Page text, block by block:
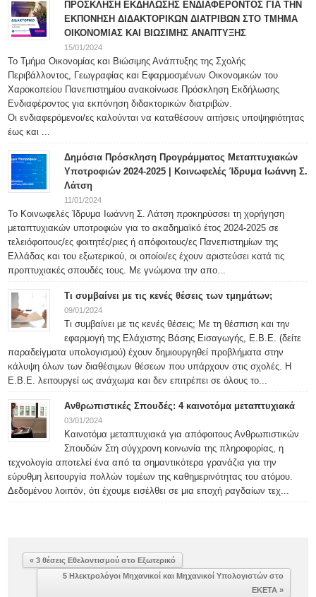
ΠΡΟΣΚΛΗΣΗ ΕΚΔΗΛΩΣΗΣ ΕΝΔΙΑΦΕΡΟΝΤΟΣ ΓΙΑ ΤΗΝ
ΕΚΠΟΝΗΣΗ ΔΙΔΑΚΤΟΡΙΚΩΝ ΔΙΑΤΡΙΒΩΝ ΣΤΟ ΤΜΗΜΑ
ΟΙΚΟΝΟΜΙΑΣ ΚΑΙ ΒΙΩΣΙΜΗΣ ΑΝΑΠΤΥΞΗΣ
15/01/2024
Το Τμήμα Οικονομίας και Βιώσιμης Ανάπτυξης της Σχολής
Περιβάλλοντος, Γεωγραφίας και Εφαρμοσμένων Οικονομικών του
Χαροκοπείου Πανεπιστημίου ανακοίνωσε Πρόσκληση Εκδήλωσης
Ενδιαφέροντος για εκπόνηση διδακτορικών διατριβών.
Οι ενδιαφερόμενοι/ες καλούνται να καταθέσουν αιτήσεις υποψηφιότητας
έως και ...
Δημόσια Πρόσκληση Προγράμματος Μεταπτυχιακών
Υποτροφιών 2024-2025 | Κοινωφελές Ίδρυμα Ιωάννη Σ.
Λάτση
11/01/2024
Το Κοινωφελές Ίδρυμα Ιωάννη Σ. Λάτση προκηρύσσει τη χορήγηση
μεταπτυχιακών υποτροφιών για το ακαδημαϊκό έτος 2024-2025 σε
τελειόφοιτους/ες φοιτητές/ριες ή απόφοιτους/ες Πανεπιστημίων της
Ελλάδας και του εξωτερικού, οι οποίοι/ες έχουν αριστεύσει κατά τις
προπτυχιακές σπουδές τους. Με γνώμονα την απο...
Τι συμβαίνει με τις κενές θέσεις των τμημάτων;
09/01/2024
Τι συμβαίνει με τις κενές θέσεις; Με τη θέσπιση και την
εφαρμογή της Ελάχιστης Βάσης Εισαγωγής, Ε.Β.Ε. (δείτε
παραδείγματα υπολογισμού) έχουν δημιουργηθεί προβλήματα στην
κάλυψη όλων των διαθέσιμων θέσεων που υπάρχουν στις σχολές. Η
Ε.Β.Ε. λειτουργεί ως ανάχωμα και δεν επιτρέπει σε όλους το...
Ανθρωπιστικές Σπουδές: 4 καινοτόμα μεταπτυχιακά
03/01/2024
Καινοτόμα μεταπτυχιακά για απόφοιτους Ανθρωπιστικών
Σπουδών Στη σύγχρονη κοινωνία της πληροφορίας, η
τεχνολογία αποτελεί ένα από τα σημαντικότερα γρανάζια για την
εύρυθμη λειτουργία πολλών τομέων της καθημερινότητας του ατόμου.
Δεδομένου λοιπόν, ότι έχουμε εισέλθει σε μια εποχή ραγδαίων τεχ...
« 3 θέσεις Εθελοντισμού στο Εξωτερικό
5 Ηλεκτρολόγοι Μηχανικοί και Μηχανικοί Υπολογιστών στο
ΕΚΕΤΑ »